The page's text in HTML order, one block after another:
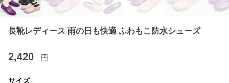
長靴レディース 雨の日も快適 ふわもこ防水シューズ
2,420 円
サイズ